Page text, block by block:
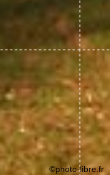
©photo-libre.fr